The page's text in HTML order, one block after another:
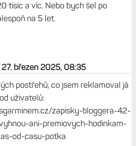
tisíc a víc. Nebo bych šel po
na 5 let.
březen 2025, 08:35
postřehů, co jsem reklamoval já
uživatelů:
zapisky-bloggera-42-
ani-premiovych-hodinkam-
od-casu-potka